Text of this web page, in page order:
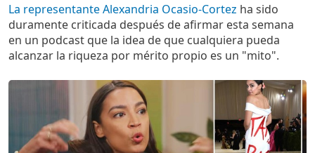
La representante Alexandria Ocasio-Cortez ha sido
duramente criticada después de afirmar esta semana
en un podcast que la idea de que cualquiera pueda
alcanzar la riqueza por mérito propio es un "mito".
Imagen